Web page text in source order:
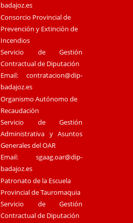
badajoz.es
Consorcio Provincial de
Prevención y Extinción de
Incendios
Servicio de Gestión
Contractual de Diputación
Email:contratacion@dip-
badajoz.es
Organismo Autónomo de
Recaudación
Servicio de Gestión
Administrativa y Asuntos
Generales del OAR
Email:sgaag.oar@dip-
badajoz.es
Patronato de la Escuela
Provincial de Tauromaquia
Servicio de Gestión
Contractual de Diputación